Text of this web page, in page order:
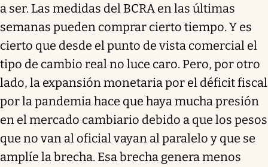
a ser. Las medidas del BCRA en las últimas
semanas pueden comprar cierto tiempo. Y es
cierto que desde el punto de vista comercial el
tipo de cambio real no luce caro. Pero, por otro
lado, la expansión monetaria por el déficit fiscal
por la pandemia hace que haya mucha presión
en el mercado cambiario debido a que los pesos
que no van al oficial vayan al paralelo y que se
amplíe la brecha. Esa brecha genera menos